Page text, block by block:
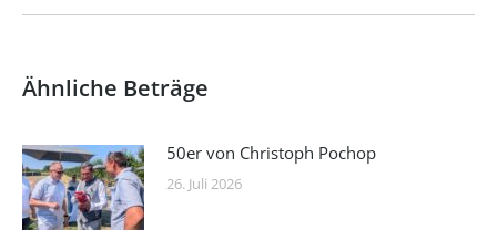
Ähnliche Beträge
50er von Christoph Pochop
26. Juli 2026